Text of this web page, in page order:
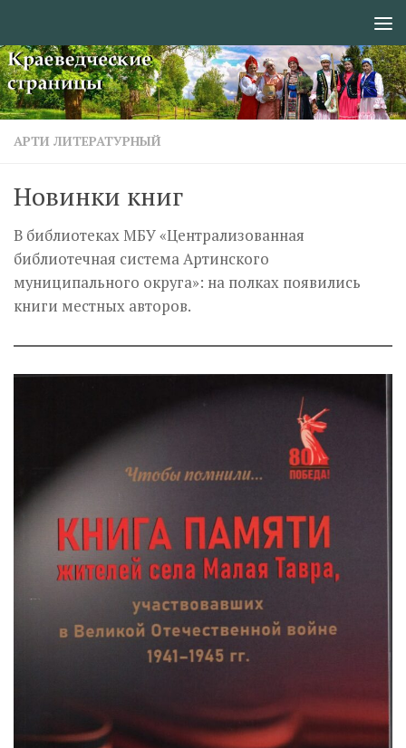
АРТИ ЛИТЕРАТУРНЫЙ
Новинки книг
В библиотеках МБУ «Централизованная
библиотечная система Артинского
муниципального округа»: на полках появились
книги местных авторов.